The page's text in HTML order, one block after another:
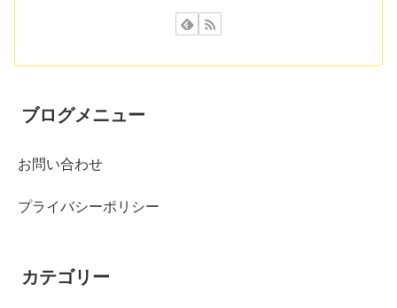
ブログメニュー
お問い合わせ
プライバシーポリシー
カテゴリー